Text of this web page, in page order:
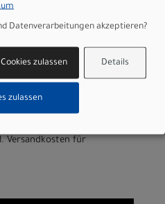
BLUE /
SILVER S
/ METALLIC WHITE SILVER
Versandkosten für
Union.
Datenverarbeitungen akzeptieren?
Details
zulassen
zulassen